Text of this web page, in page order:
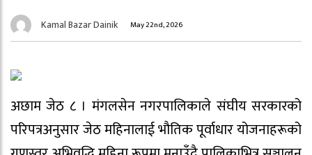
Kamal Bazar Dainik May 22nd, 2026
अछाम जेठ ८ । मंगलसेन नगरपालिकाले संघीय सरकारको
परिपत्रअनुसार जेठ महिनालाई भौतिक पूर्वाधार योजनाहरूको